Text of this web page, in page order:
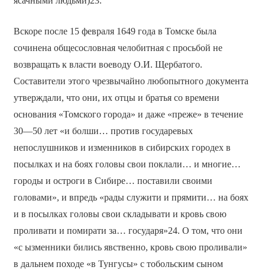
Вскоре после 15 февраля 1649 года в Томске была
сочинена общесословная челобитная с просьбой не
возвращать к власти воеводу О.И. Щербатого.
Составители этого чрезвычайно любопытного документа
утверждали, что они, их отцы и братья со времени
основания «Томского города» и даже «преже» в течение
30—50 лет «и болши… против государевых
непослушников и изменников в сибирских городех в
посылках и на боях головы свои поклали… и многие…
городы и остроги в Сибире… поставили своими
головами», и впредь «рады служити и прямити… на боях
и в посылках головы свои складывати и кровь свою
проливати и помирати за… государя»24. О том, что они
«с ызменники бились явственно, кровь свою проливали»
в дальнем походе «в Тунгусы» с тобольским сыном